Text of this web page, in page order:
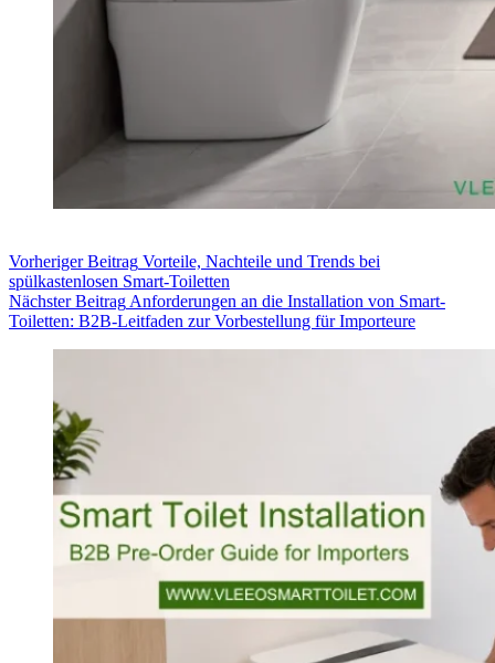
VorherigerBeitrag Vorteile, Nachteile und Trends bei
spülkastenlosen Smart-Toiletten
NächsterBeitrag Anforderungen an die Installation von Smart-
Toiletten: B2B-Leitfaden zur Vorbestellung für Importeure